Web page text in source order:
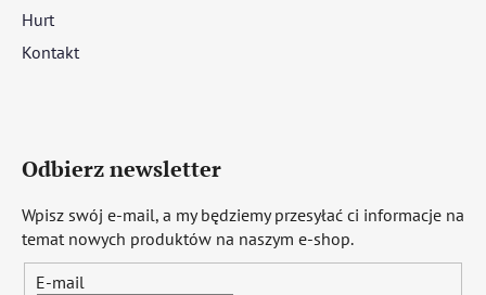
Hurt
Kontakt
Odbierz newsletter
Wpisz swój e-mail, a my będziemy przesyłać ci informacje na
temat nowych produktów na naszym e-shop.
E-mail